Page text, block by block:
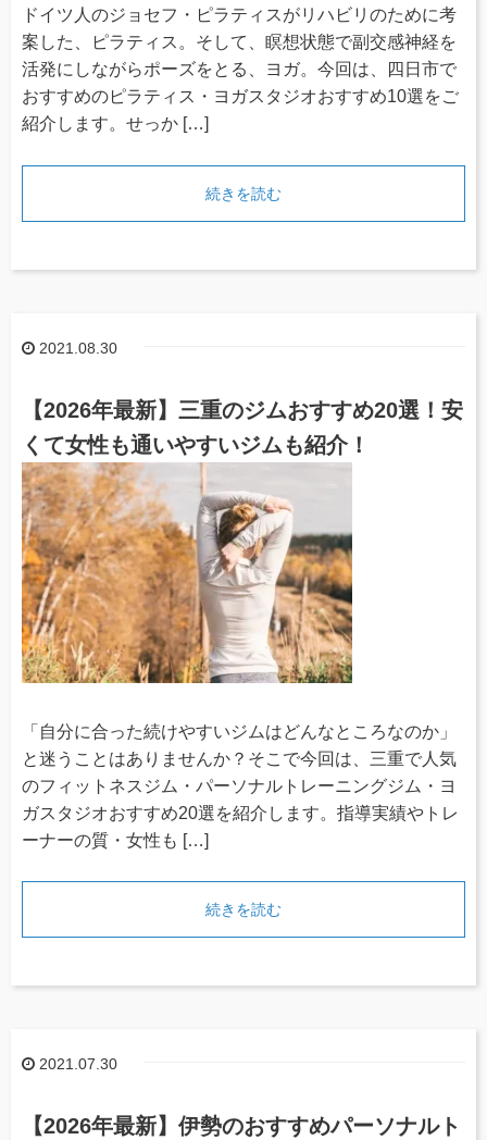
ドイツ人のジョセフ・ピラティスがリハビリのために考
案した、ピラティス。そして、瞑想状態で副交感神経を
活発にしながらポーズをとる、ヨガ。今回は、四日市で
おすすめのピラティス・ヨガスタジオおすすめ10選をご
紹介します。せっか […]
続きを読む
2021.08.30
【2026年最新】三重のジムおすすめ20選！安
くて女性も通いやすいジムも紹介！
「自分に合った続けやすいジムはどんなところなのか」
と迷うことはありませんか？そこで今回は、三重で人気
のフィットネスジム・パーソナルトレーニングジム・ヨ
ガスタジオおすすめ20選を紹介します。指導実績やトレ
ーナーの質・女性も […]
続きを読む
2021.07.30
【2026年最新】伊勢のおすすめパーソナルト